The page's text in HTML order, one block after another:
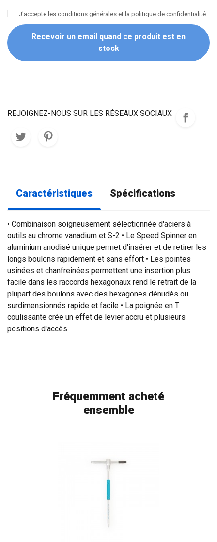
J'accepte les conditions générales et la politique de confidentialité
Recevoir un email quand ce produit est en
stock
REJOIGNEZ-NOUS SUR LES RÉSEAUX SOCIAUX
Caractéristiques Spécifications
• Combinaison soigneusement sélectionnée d'aciers à
outils au chrome vanadium et S-2 • Le Speed ​​Spinner en
aluminium anodisé unique permet d'insérer et de retirer les
longs boulons rapidement et sans effort • Les pointes
usinées et chanfreinées permettent une insertion plus
facile dans les raccords hexagonaux rend le retrait de la
plupart des boulons avec des hexagones dénudés ou
surdimensionnés rapide et facile • La poignée en T
coulissante crée un effet de levier accru et plusieurs
positions d'accès
Fréquemment acheté
ensemble